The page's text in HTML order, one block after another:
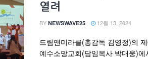
열려
BY NEWSWAVE25 12월 13, 2024
드림앤미라클(총감독 김영정)의
예수소망교회(담임목사 박대웅)